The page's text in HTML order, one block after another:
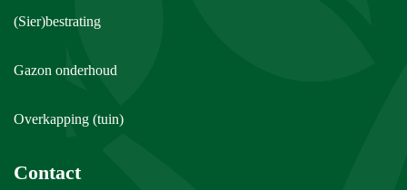
(Sier)bestrating
Gazon onderhoud
Overkapping (tuin)
Contact